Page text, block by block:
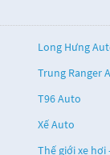
Long Hưng
Trung Ranger
T96 Auto
Xế Auto
Thế giới xe hơi